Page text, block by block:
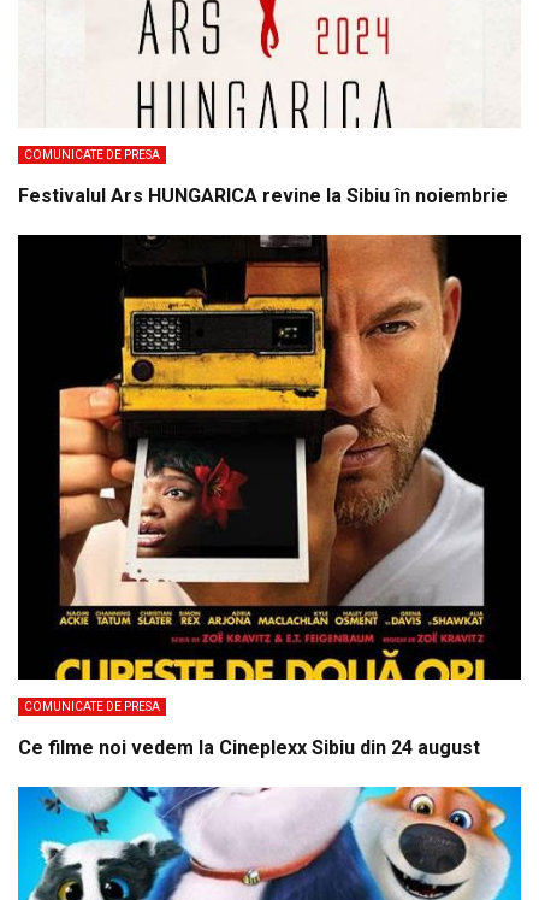
COMUNICATE DE PRESA
Festivalul Ars HUNGARICA revine la Sibiu în noiembrie
COMUNICATE DE PRESA
Ce filme noi vedem la Cineplexx Sibiu din 24 august